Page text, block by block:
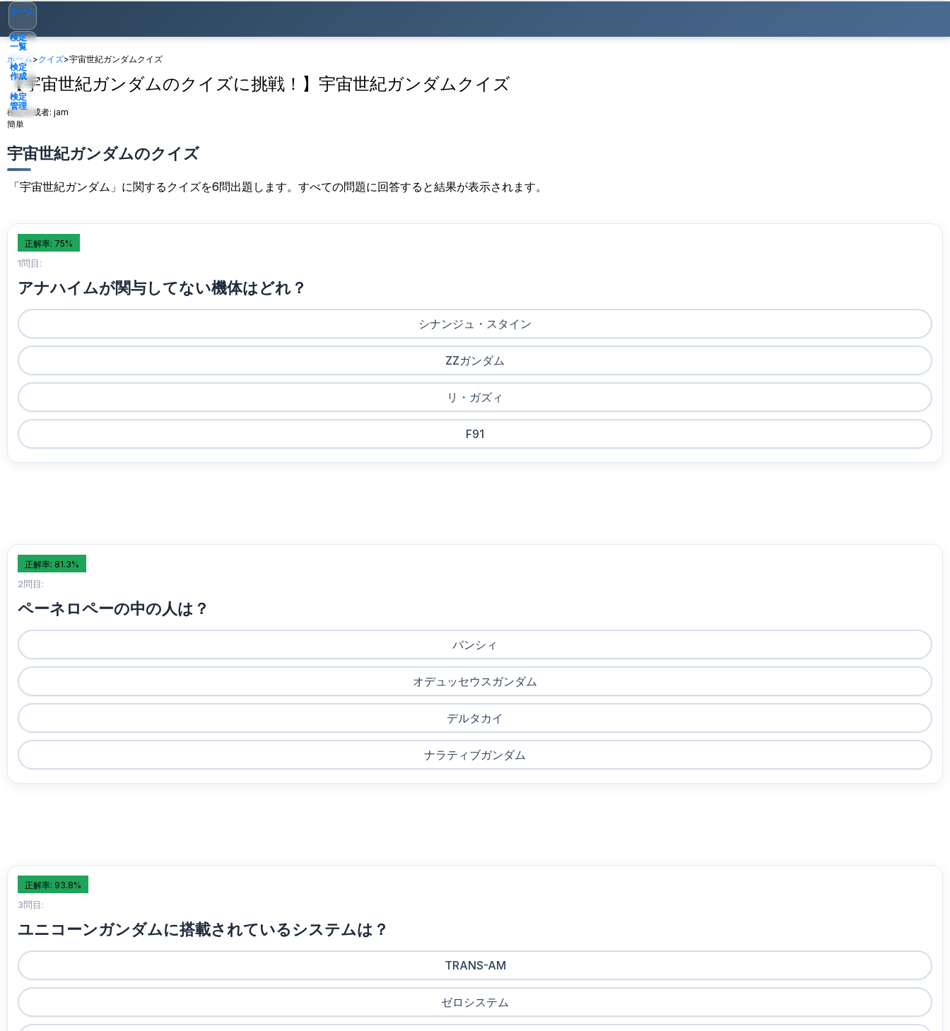
ホーム
検定
一覧
検定
作成
検定
管理
ゲスト
ホーム>クイズ>宇宙世紀ガンダムクイズ
【宇宙世紀ガンダムのクイズに挑戦！】宇宙世紀ガンダムクイズ
検定作成者: jam
簡単
宇宙世紀ガンダムのクイズ
「宇宙世紀ガンダム」に関するクイズを6問出題します。すべての問題に回答すると結果が表示されます。
正解率: 75%
1問目:
アナハイムが関与してない機体はどれ？
シナンジュ・スタイン
ZZガンダム
リ・ガズィ
F91
正解率: 81.3%
2問目:
ペーネロペーの中の人は？
バンシィ
オデュッセウスガンダム
デルタカイ
ナラティブガンダム
正解率: 93.8%
3問目:
ユニコーンガンダムに搭載されているシステムは？
TRANS-AM
ゼロシステム